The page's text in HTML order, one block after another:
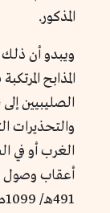
المذكور.
ويبدو أن ذلك
المذابح
الصليبيين
والتحذيرات
الغرب أو في
أعقاب وصول